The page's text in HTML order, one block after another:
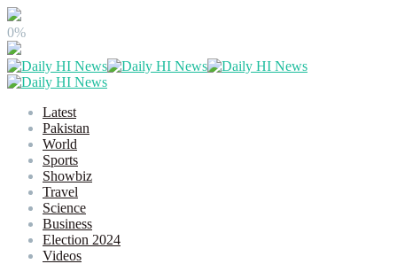
0%
Latest
Pakistan
World
Sports
Showbiz
Travel
Science
Business
Election 2024
Videos